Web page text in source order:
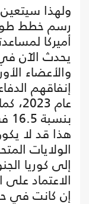
ولهذا
رسم خطط
أميركا
يحدث الآن
والأعضاء
عام
هذا قد لا
الولايات
إلى كوريا
الاعتماد على
إن كانت في